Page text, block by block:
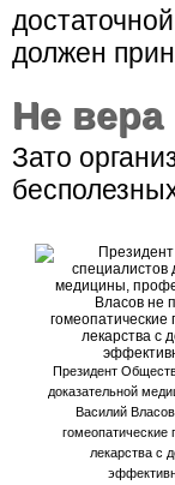
должен
Не вера
Зато
Президент
доказательной
Василий
гомеопатические
лекарства с